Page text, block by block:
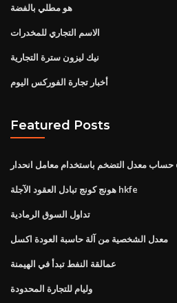
هو مطلي بالفضة
الاسم التجاري للمخدرات
نيك ليزون سترة التجارية
أخبار تجارة الفوركس اليوم
Featured Posts
هونج كونج تبادل العقود الآجلة hkfe
تداول السوق الرمادية
معدل الشخصية من آلة حاسبة العودة اكسل
عمالقة النفط تبدأ في الهيمنة
وليام للتجارة المحدودة